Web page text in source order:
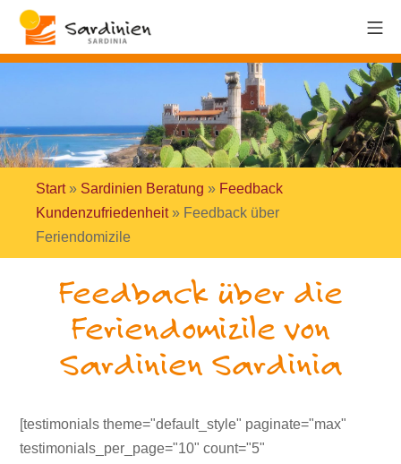
Start» Sardinien Beratung » Feedback
Kundenzufriedenheit» Feedback über
Feriendomizile
Feedback über die
Feriendomizile von
Sardinien Sardinia
[testimonials theme="default_style" paginate="max"
testimonials_per_page="10" count="5"